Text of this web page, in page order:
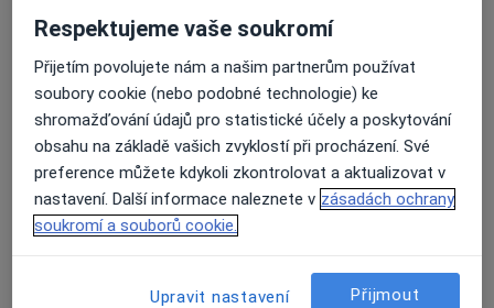
Recenze pacientů jsou pro nás
důležité. Specialisté nemají možnost
zaplatit za odstranění nebo změnu
recenze pacienta.Další informace.
Respektujeme vaše soukromí
Přijetím povolujete nám a našim partnerům používat
soubory cookie (nebo podobné technologie) ke
shromažďování údajů pro statistické účely a poskytování
obsahu na základě vašich zvyklostí při procházení. Své
preference můžete kdykoli zkontrolovat a aktualizovat v
nastavení. Další informace naleznete v zásadách ochrany
soukromí a souborů cookie.
Upravit nastavení Přijmout